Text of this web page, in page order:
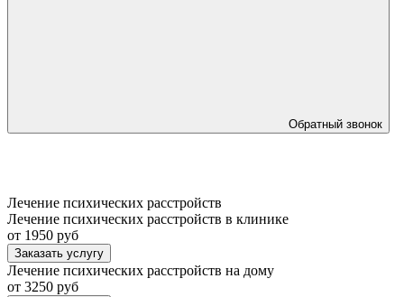
Обратный звонок
Лечение психических расстройств
Лечение психических расстройств в клинике
от 1950 руб
Заказать услугу
Лечение психических расстройств на дому
от 3250 руб